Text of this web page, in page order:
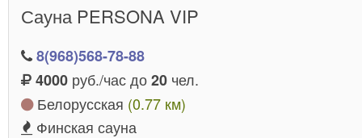
Сауна PERSONA VIP
8(968)568-78-88
4000 руб./час до20 чел.
Белорусская (0.77 км)
Финская сауна